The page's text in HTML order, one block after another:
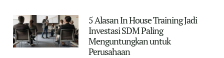
5 Alasan In House Training Jadi
Investasi SDM Paling
Menguntungkan untuk
Perusahaan